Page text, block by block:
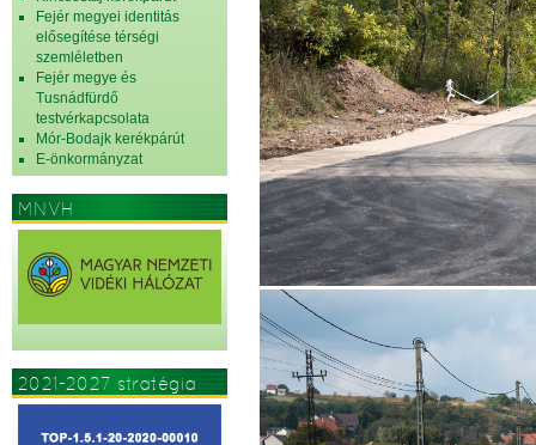
Fejér megyei identitás
elősegítése térségi
szemléletben
Fejér megye és
Tusnádfürdő
testvérkapcsolata
Mór-Bodajk kerékpárút
E-önkormányzat
MNVH
2021-2027 stratégia